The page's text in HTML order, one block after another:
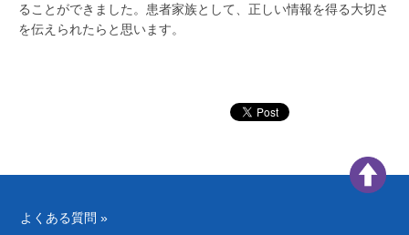
ることができました。患者家族として、正しい情報を得る大切さ
を伝えられたらと思います。
よくある質問 »